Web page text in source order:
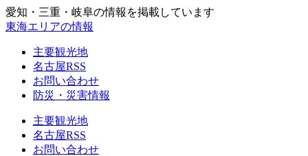
愛知・三重・岐阜の情報を掲載しています
東海エリアの情報
主要観光地
名古屋RSS
お問い合わせ
防災・災害情報
主要観光地
名古屋RSS
お問い合わせ